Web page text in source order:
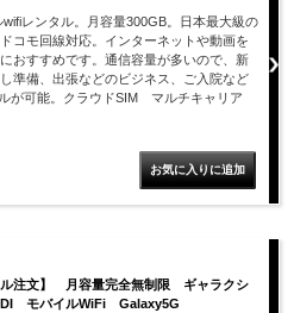
レンタル。月容量300GB。日本最大級の
コモ回線対応。インターネットや動画を
おすすめです。通信容量が多いので、新
準備、出張などのビジネス、ご入院など
が可能。クラウドSIM マルチキャリア
ル注文】 月容量完全無制限 ギャラクシ
モバイルWiFi Galaxy5G